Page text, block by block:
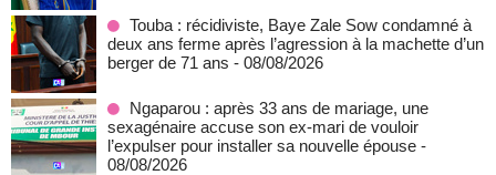
Touba : récidiviste, Baye Zale Sow condamné à
deux ans ferme après l’agression à la machette d’un
berger de 71 ans - 08/08/2026
Ngaparou : après 33 ans de mariage, une
sexagénaire accuse son ex-mari de vouloir
l’expulser pour installer sa nouvelle épouse -
08/08/2026